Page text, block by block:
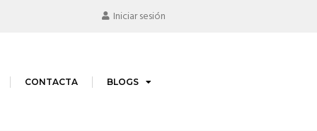
Iniciar sesión
CONTACTA BLOGS